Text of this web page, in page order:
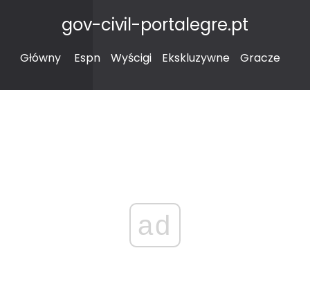
gov-civil-portalegre.pt
Główny Espn Wyścigi Ekskluzywne Gracze
ad